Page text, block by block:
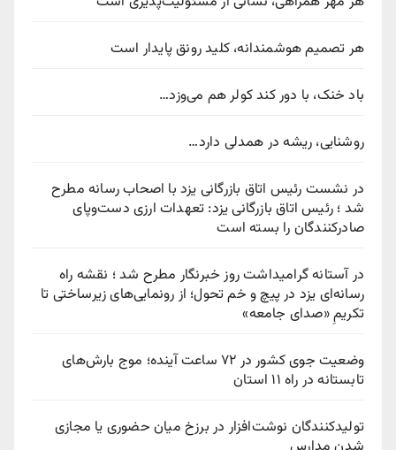
هر تصمیم هوشمندانه، کلید رونق پایدار است
باد خنک، با دور کند کولر هم می‌وزد…
روشنایی، ریشه در همدلی دارد…
در نشست رئیس اتاق بازرگانی یزد با اصحاب رسانه مطرح
شد ؛ رئیس اتاق بازرگانی یزد: تعهدات ارزی دست‌وپای
صادرکنندگان را بسته است
در آستانه گرامیداشت روز خبرنگار مطرح شد ؛ نقشه راه
رسانه‌ای یزد در پیچ‌ و خم تحول؛ از رونمایی‌های زیرساختی تا
تکریمِ «صدای جامعه»
وضعیت جوی کشور در ۷۲ ساعت آینده؛ موج بارش‌های
تابستانه در راه ۱۱ استان
تولیدکنندگان نوشت‌افزار در برزخ میان حضوری یا مجازی